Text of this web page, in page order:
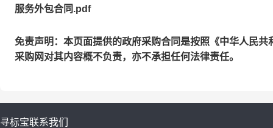
服务外包合同.pdf
免责声明：本页面提供的政府采购合同是按照《中华人民
采购网对其内容概不负责，亦不承担任何法律责任。
寻标宝联系我们